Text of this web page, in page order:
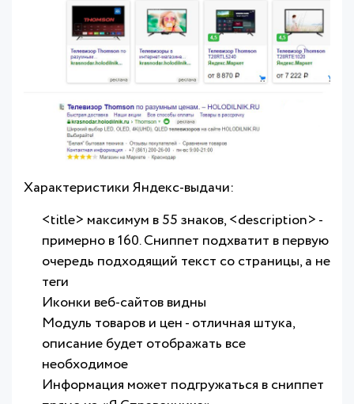
Характеристики Яндекс-выдачи:
<title> максимум в 55 знаков, <description> -
примерно в 160. Сниппет подхватит в первую
очередь подходящий текст со страницы, а не
теги
Иконки веб-сайтов видны
Модуль товаров и цен - отличная штука,
описание будет отображать все
необходимое
Информация может подгружаться в сниппет